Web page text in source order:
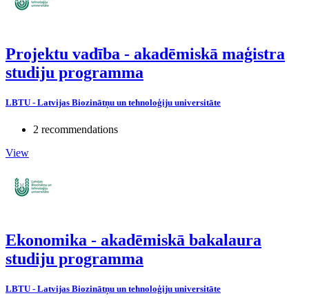
Projektu vadība - akadēmiskā maģistra
studiju programma
LBTU - Latvijas Biozinātņu un tehnoloģiju universitāte
2 recommendations
View
Ekonomika - akadēmiskā bakalaura
studiju programma
LBTU - Latvijas Biozinātņu un tehnoloģiju universitāte